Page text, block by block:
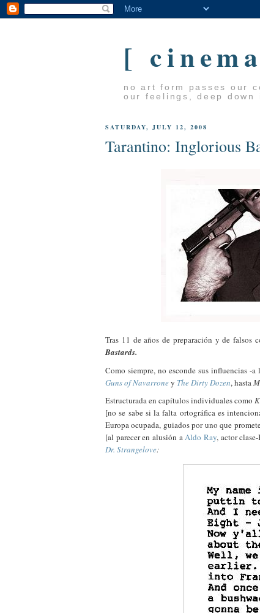
[
no art form passes our
our feelings, deep down
SATURDAY, JULY 12, 2008
Tarantino: Inglorious
Tras 11 de años de preparación y de falsos
Bastards.
Como siempre, no esconde sus influencias -
Guns of Navarroney The Dirty Dozen, hasta
Estructurada en capítulos individuales como
[no se sabe si la falta ortográfica es
Europa ocupada, guiados por uno que
[al parecer en alusión aAldo Ray, actor
Dr. Strangelove: